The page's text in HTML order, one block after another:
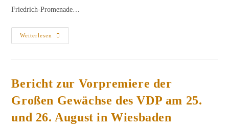
Friedrich-Promenade…
Weiterlesen
Einladung
Zur
Bericht zur Vorpremiere der
Großen Gewächse des VDP am 25.
und 26. August in Wiesbaden